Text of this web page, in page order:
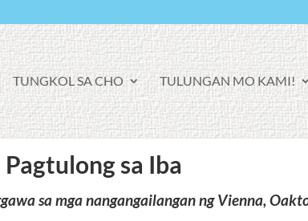
TUNGKOL SA CHO TULUNGAN MO KAMI!
sa Iba
sa mga nangangailangan ng Vienna,